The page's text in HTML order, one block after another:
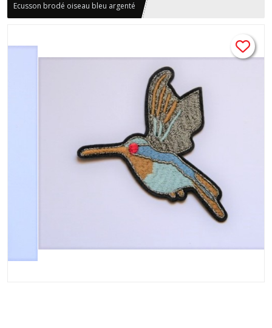
Ecusson brodé oiseau bleu argenté